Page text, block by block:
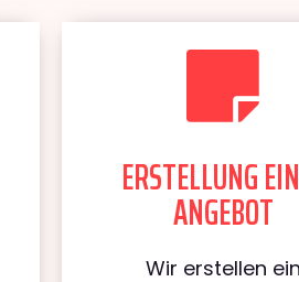
ERSTELLUNG
ANGEBOT
Wir erstellen ein